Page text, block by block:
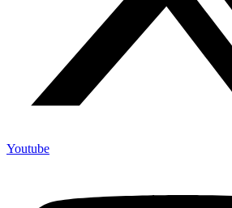
Youtube